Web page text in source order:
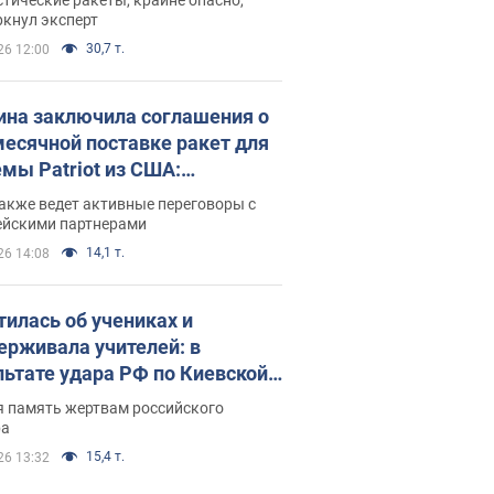
эксперт
12:00 30,7 т.
заключила соглашения о
поставке ракет для
Patriot из США:
раскрыл подробности
ведет активные переговоры с
партнерами
14:08 14,1 т.
об учениках и
учителей: в
удара РФ по Киевской
погибли директор
лицея, её муж и внук
память жертвам российского
13:32 15,4 т.